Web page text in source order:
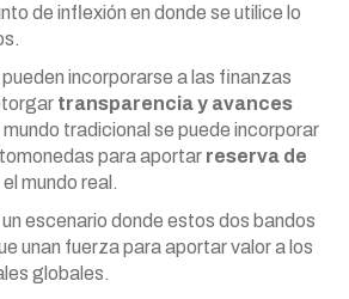
de inflexión en donde se utilice lo
incorporarse a las finanzas
transparencia y avances
mundo tradicional se puede incorporar
para aportar reserva de
mundo real.
escenario donde estos dos bandos
unan fuerza para aportar valor a los
globales.